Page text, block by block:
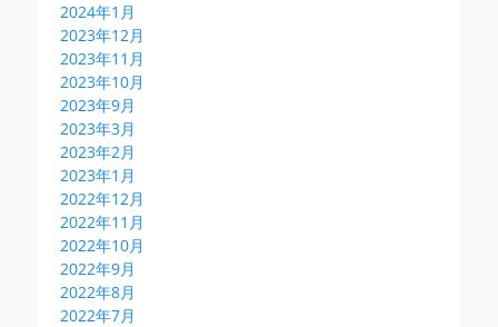
2024年1月
2023年12月
2023年11月
2023年10月
2023年9月
2023年3月
2023年2月
2023年1月
2022年12月
2022年11月
2022年10月
2022年9月
2022年8月
2022年7月